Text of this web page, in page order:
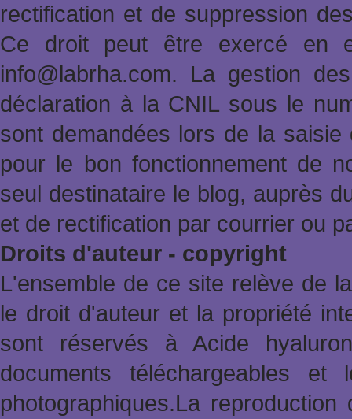
rectification et de suppression
Ce droit peut être exercé en
info@labrha.com. La gestion
déclaration à la CNIL sous le
sont demandées lors de la
pour le bon fonctionnement de
seul destinataire le blog, auprès
et de rectification par courrier ou
Droits d'auteur - copyright
L'ensemble de ce site relève de
le droit d'auteur et la propriété
sont réservés à Acide
documents téléchargeables et
photographiques.La